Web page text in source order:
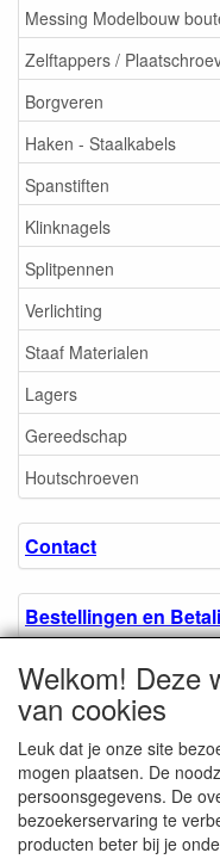
Messing Modelbouw
Zelftappers /
Borgveren
Haken - Staalkabels
Spanstiften
Klinknagels
Splitpennen
Verlichting
Staaf Materialen
Lagers
Gereedschap
Houtschroeven
Contact
Bestellingen en
Algemene
Over ons.
Privacyverklaring
Welkom! Deze
van cookies
Leuk dat je onze site
mogen plaatsen. De
persoonsgegevens. De
bezoekerservaring te
producten beter bij je